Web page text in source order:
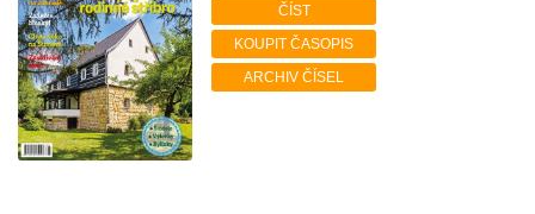
ČÍST
KOUPIT ČASOPIS
ARCHIV ČÍSEL